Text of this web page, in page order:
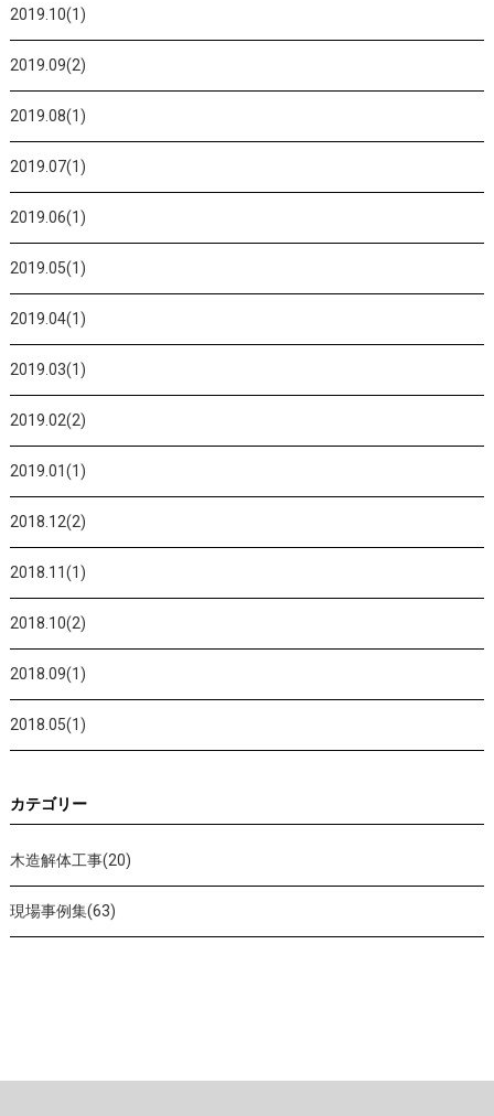
2019.10(1)
2019.09(2)
2019.08(1)
2019.07(1)
2019.06(1)
2019.05(1)
2019.04(1)
2019.03(1)
2019.02(2)
2019.01(1)
2018.12(2)
2018.11(1)
2018.10(2)
2018.09(1)
2018.05(1)
カテゴリー
木造解体工事(20)
現場事例集(63)